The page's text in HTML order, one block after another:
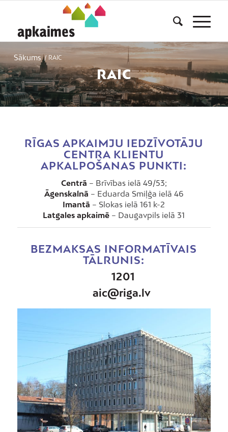
Sākums / RAIC
RAIC
RĪGAS APKAIMJU IEDZĪVOTĀJU
CENTRA KLIENTU
APKALPOŠANAS PUNKTI:
Centrā – Brīvības ielā 49/53;
Āgenskalnā – Eduarda Smiļģa ielā 46
Imantā – Slokas ielā 161 k-2
Latgales apkaimē – Daugavpils ielā 31
BEZMAKSAS INFORMATĪVAIS
TĀLRUNIS:
1201
aic@riga.lv